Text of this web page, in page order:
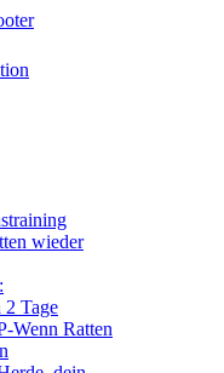
wieder
Tage
Wenn Ratten